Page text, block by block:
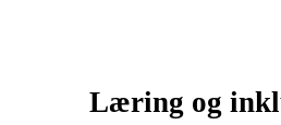
Læring og